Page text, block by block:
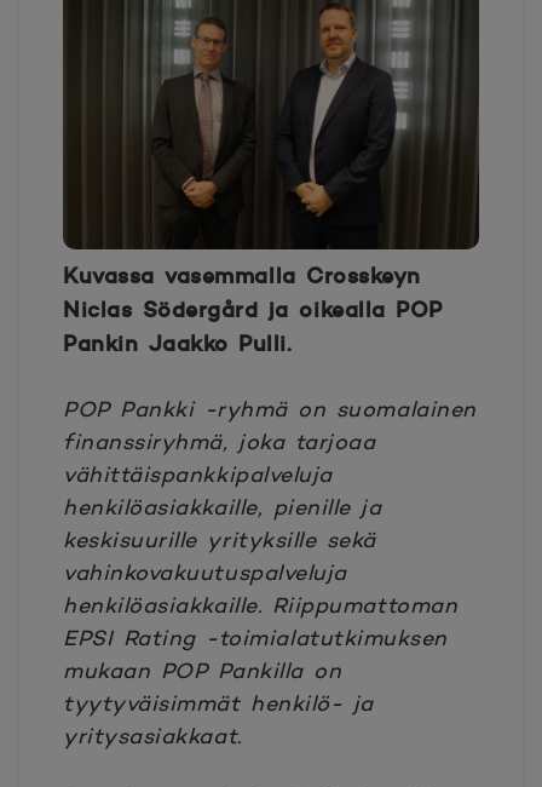
Kuvassa vasemmalla Crosskeyn
Niclas Södergård ja oikealla POP
Pankin Jaakko Pulli.
POP Pankki -ryhmä on suomalainen
finanssiryhmä, joka tarjoaa
vähittäispankkipalveluja
henkilöasiakkaille, pienille ja
keskisuurille yrityksille sekä
vahinkovakuutuspalveluja
henkilöasiakkaille. Riippumattoman
EPSI Rating -toimialatutkimuksen
mukaan POP Pankilla on
tyytyväisimmät henkilö- ja
yritysasiakkaat.